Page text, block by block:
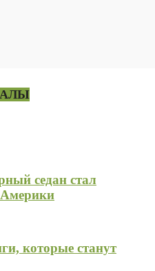
седан стал
которые станут